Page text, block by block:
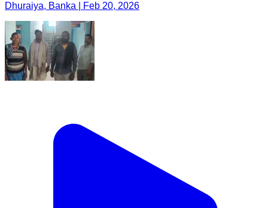
Dhuraiya, Banka | Feb 20, 2026